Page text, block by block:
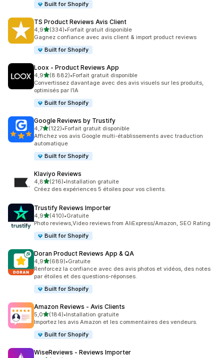
Built for Shopify
TS Product Reviews Avis Client
4,9étoile(s) sur 5
(334)
334 avis au total
•Forfait gratuit disponible
Gagnez confiance avec avis client & import product reviews
Built for Shopify
Loox ‑ Product Reviews App
4,9étoile(s) sur 5
(8 882)
8882 avis au total
•Forfait gratuit disponible
Convertissez davantage avec des avis visuels sur les produits,
optimisés par l’IA
Built for Shopify
Google Reviews by Trustify
4,7étoile(s) sur 5
(122)
122 avis au total
•Forfait gratuit disponible
Affichez vos avis Google multi-établissements avec traduction
automatique
Built for Shopify
Klaviyo Reviews
4,8étoile(s) sur 5
(216)
216 avis au total
•Installation gratuite
Créez des expériences 5 étoiles pour vos clients.
Trustify Reviews Importer
4,9étoile(s) sur 5
(410)
410 avis au total
•Gratuite
Photo reviews,Video reviews from AliExpress/Amazon, SEO Rating
Built for Shopify
Doran Product Reviews App & QA
4,9étoile(s) sur 5
(689)
689 avis au total
•Gratuite
Renforcez la confiance avec des avis photos et vidéos, des notes
par étoiles et des questions-réponses.
Built for Shopify
Amazon Reviews ‑ Avis Clients
5,0étoile(s) sur 5
(184)
184 avis au total
•Installation gratuite
Importez les avis Amazon et les commentaires des vendeurs.
Built for Shopify
WiseReviews ‑ Reviews Importer